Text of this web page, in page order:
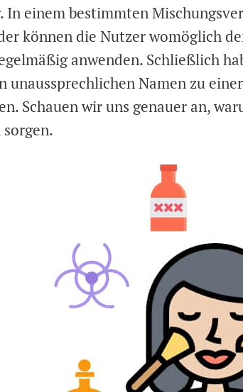
In einem bestimmten
können die Nutzer womöglich
anwenden. Schließlich
unaussprechlichen Namen zu
Schauen wir uns genauer an,